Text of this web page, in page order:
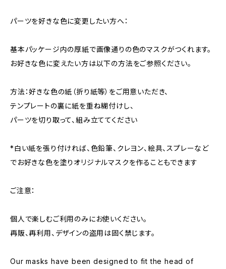
パーツを好きな色に変更したい方へ：
基本パッケージ内の厚紙で画像通りの色のマスクがつくれます。
お好きな色に変えたい方は以下の方法をご参照ください。
方法：好きな色の紙（折り紙等）をご用意いただき、
テンプレートの裏に紙を重ね糊付けし、
パーツを切り取って、組み立ててください
*白い紙を張り付ければ、色鉛筆、クレヨン、絵具、スプレーなど
でお好きな色を塗りオリジナルマスクを作ることもできます
ご注意：
個人で楽しむご利用のみにお使いください。
再販、再利用、デザインの盗用は固く禁じます。
Our masks have been designed to fit the head of